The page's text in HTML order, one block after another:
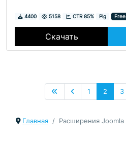
Скачивания
4400 Просмотры
5158 CTR 85% Plg Free
Скачать
1 2 3
Главная Расширения Joomla